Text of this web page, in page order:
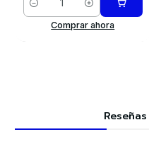
Cantidad
Comprar ahora